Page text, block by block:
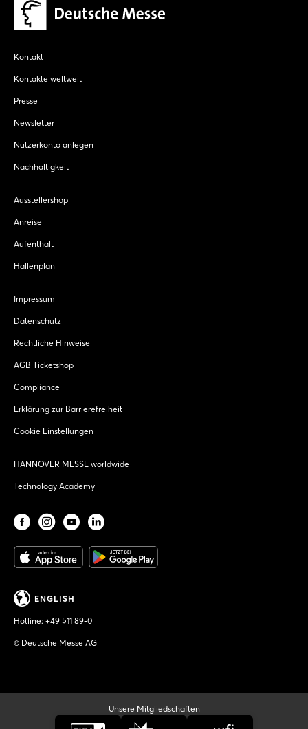
Kontakt
Kontakte weltweit
Presse
Newsletter
Nutzerkonto anlegen
Nachhaltigkeit
Ausstellershop
Anreise
Aufenthalt
Hallenplan
Impressum
Datenschutz
Rechtliche Hinweise
AGB Ticketshop
Compliance
Erklärung zur Barrierefreiheit
Cookie Einstellungen
HANNOVER MESSE worldwide
Technology Academy
ENGLISH
Hotline: +49 511 89-0
© Deutsche Messe AG
Unsere Mitgliedschaften